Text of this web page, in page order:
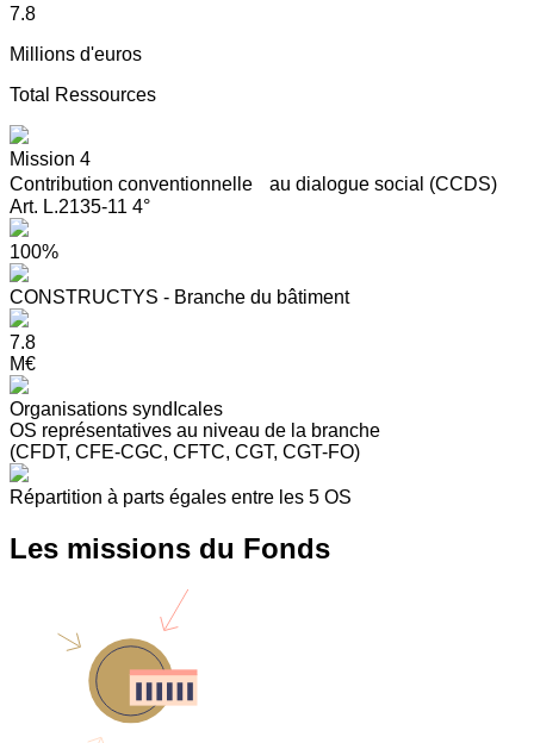
7.8
Millions d'euros
Total Ressources
Mission 4
Contribution conventionnelle au dialogue social (CCDS)
Art. L.2135-11 4°
100%
CONSTRUCTYS - Branche du bâtiment
7.8
M€
Organisations syndIcales
OS représentatives au niveau de la branche
(CFDT, CFE-CGC, CFTC, CGT, CGT-FO)
Répartition à parts égales entre les 5 OS
Les missions du Fonds